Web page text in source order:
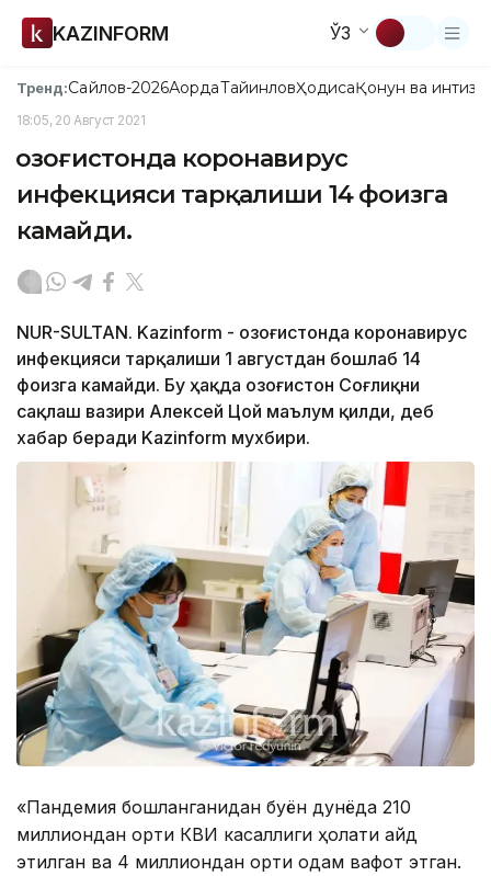
KAZINFORM ЎЗ
Тренд:Сайлов-2026АқордаТайинловҲодисаҚонун ва
18:05, 20 Август 2021
Қозоғистонда коронавирус
инфекцияси тарқалиши 14 фоизга
камайди.
NUR-SULTAN. Kazinform - Қозоғистонда коронавирус
инфекцияси тарқалиши 1 августдан бошлаб 14
фоизга камайди. Бу ҳақда Қозоғистон Соғлиқни
сақлаш вазири Алексей Цой маълум қилди, деб
хабар беради Kazinform мухбири.
«Пандемия бошланганидан буён дунёда 210
миллиондан ортиқ КВИ касаллиги ҳолати қайд
этилган ва 4 миллиондан ортиқ одам вафот этган.